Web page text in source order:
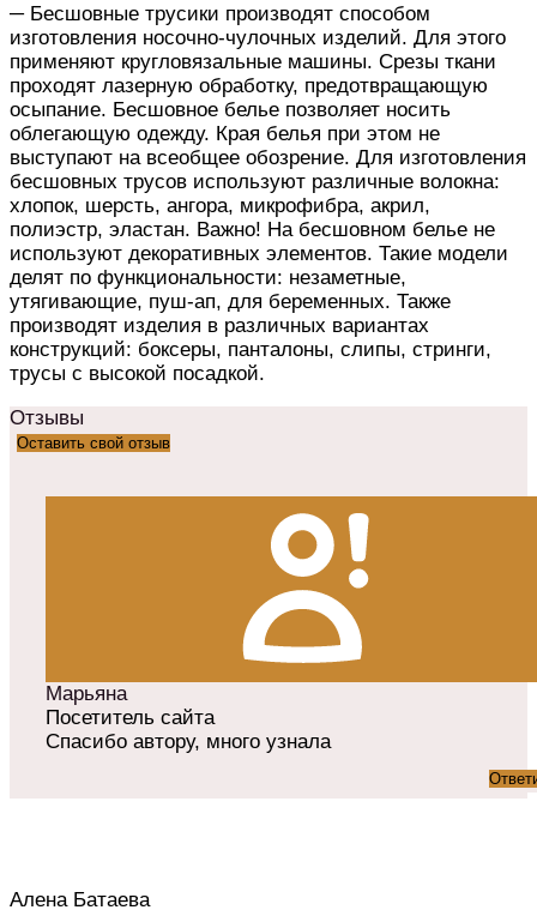
─ Бесшовные трусики производят способом
изготовления носочно-чулочных изделий. Для этого
применяют кругловязальные машины. Срезы ткани
проходят лазерную обработку, предотвращающую
осыпание. Бесшовное белье позволяет носить
облегающую одежду. Края белья при этом не
выступают на всеобщее обозрение. Для изготовления
бесшовных трусов используют различные волокна:
хлопок, шерсть, ангора, микрофибра, акрил,
полиэстр, эластан. Важно! На бесшовном белье не
используют декоративных элементов. Такие модели
делят по функциональности: незаметные,
утягивающие, пуш-ап, для беременных. Также
производят изделия в различных вариантах
конструкций: боксеры, панталоны, слипы, стринги,
трусы с высокой посадкой.
Отзывы
Оставить свой отзыв
Марьяна
Посетитель сайта
Спасибо автору, много узнала
Алена Батаева